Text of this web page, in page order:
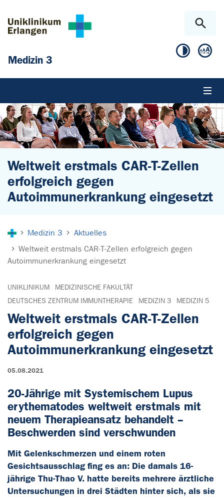
Medizin 3
Weltweit erstmals CAR-T-Zellen
erfolgreich gegen
Autoimmunerkrankung eingesetzt
Medizin 3
Aktuelles
Weltweit erstmals CAR-T-Zellen erfolgreich gegen
Autoimmunerkrankung eingesetzt
UNIKLINIKUM
MEDIZINISCHE FAKULTÄT
DEUTSCHES ZENTRUM IMMUNTHERAPIE
MEDIZIN 3 MEDIZIN 5
Weltweit erstmals CAR-T-Zellen
erfolgreich gegen
Autoimmunerkrankung eingesetzt
05.08.2021
20-Jährige mit Systemischem Lupus
erythematodes weltweit erstmals mit
neuem Therapieansatz behandelt –
Beschwerden sind verschwunden
Mit Gelenkschmerzen und einem roten
Gesichtsausschlag fing es an: Die damals 16-
jährige Thu-Thao V. hatte bereits mehrere ärztliche
Untersuchungen in drei Städten hinter sich, als sie